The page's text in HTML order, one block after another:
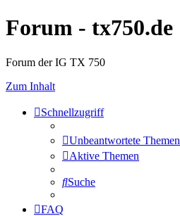
Forum - tx750.de
Forum der IG TX 750
Zum Inhalt
Schnellzugriff
Unbeantwortete Themen
Aktive Themen
Suche
FAQ